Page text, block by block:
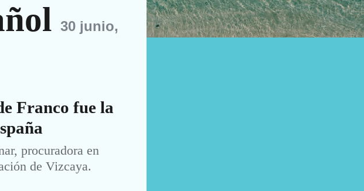
30 junio,
Franco fue la
procuradora en
de Vizcaya.